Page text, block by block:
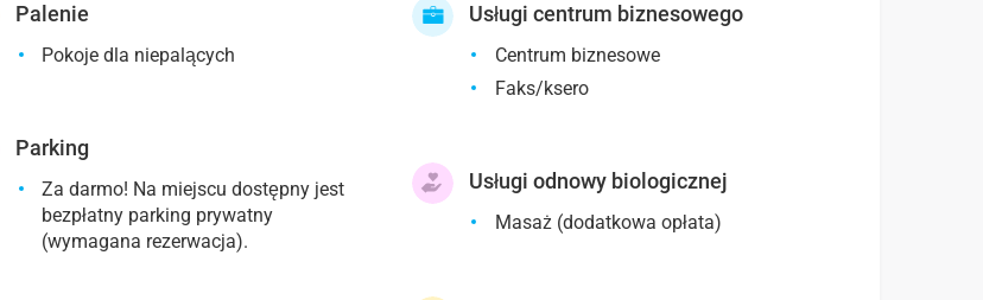
Palenie
Pokoje dla niepalących
Parking
Za darmo! Na miejscu dostępny jest
bezpłatny parking prywatny
(wymagana rezerwacja).
Usługi centrum biznesowego
Centrum biznesowe
Faks/ksero
Usługi odnowy biologicznej
Masaż (dodatkowa opłata)